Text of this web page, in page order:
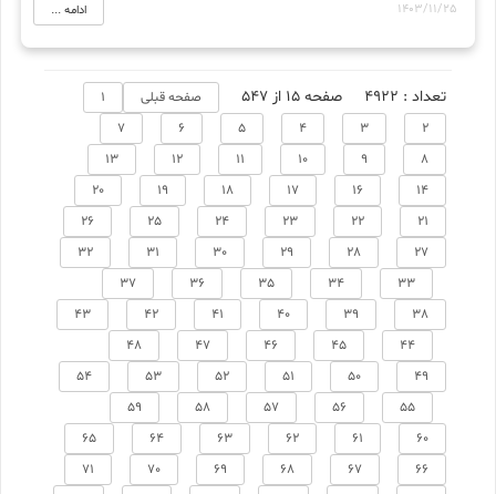
1403/11/25 ادامه ...
تعداد : 4922 صفحه 15 از 547 صفحه قبلی
1
2
3
4
5
6
7
8
9
10
11
12
13
14
16
17
18
19
20
21
22
23
24
25
26
27
28
29
30
31
32
33
34
35
36
37
38
39
40
41
42
43
44
45
46
47
48
49
50
51
52
53
54
55
56
57
58
59
60
61
62
63
64
65
66
67
68
69
70
71